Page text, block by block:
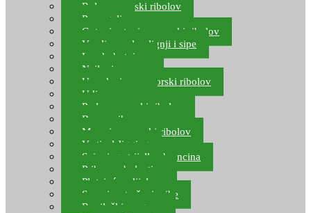
Role za morski ribolov
Parangali
Gotovi setovi za morski ribolov
Varalice za lov lignji i sipe
Lov hobotnice
Najloni za more
Upredenice za morski ribolov
Udice za more
Perle za morski ribolov
Brum prihrana za more
Mamci za morski ribolov
Vertical Jigging
Spinning strijelke, brancina
Pribor za bolentino
Plutajuća odijela
Sonari za traženje ribe
Ronilački program